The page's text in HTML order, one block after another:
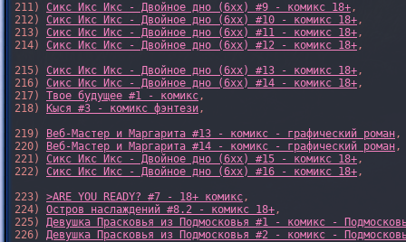
211) Сикс Икс Икс - Двойное дно (6xx) #9 - комикс 18+,
212) Сикс Икс Икс - Двойное дно (6xx) #10 - комикс 18+,
213) Сикс Икс Икс - Двойное дно (6xx) #11 - комикс 18+,
214) Сикс Икс Икс - Двойное дно (6xx) #12 - комикс 18+,
215) Сикс Икс Икс - Двойное дно (6xx) #13 - комикс 18+,
216) Сикс Икс Икс - Двойное дно (6xx) #14 - комикс 18+,
217) Твое будущее #1 - комикс,
218)
Кыся #3 - комикс фэнтези,
219)
Веб-Мастер и Маргарита #13 - комикс - графический роман,
220)
Веб-Мастер и Маргарита #14 - комикс - графический роман,
221) Сикс Икс Икс - Двойное дно (6xx) #15 - комикс 18+,
222) Сикс Икс Икс - Двойное дно (6xx) #16 - комикс 18+,
223) >ARE YOU READY? #7 - 18+ комикс,
224) Остров наслаждений #8.2 - комикс 18+,
225) Девушка Прасковья из Подмосковья #1 - комикс -
226) Девушка Прасковья из Подмосковья #2 - комикс -